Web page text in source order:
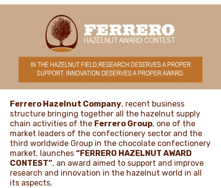
ЖАҢАЛЫҚТАР ЖӘНЕ
ОҚИҒАЛАР
ӘДЕП КОДЕКСІ
Ferrero Hazelnut Company, recent business
structure bringing together all the hazelnut supply
chain activities of the Ferrero Group, one of the
market leaders of the confectionery sector and the
third worldwide Group in the chocolate confectionery
market, launches “FERRERO HAZELNUT AWARD
CONTEST”, an award aimed to support and improve
research and innovation in the hazelnut world in all
its aspects.